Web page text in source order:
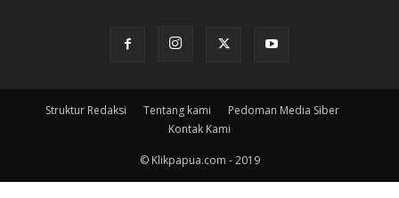
Struktur Redaksi Tentang kami
Pedoman Media Siber
Kontak Kami
© Klikpapua.com - 2019